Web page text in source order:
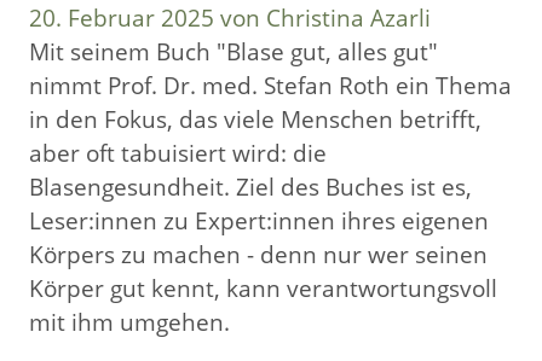
20. Februar 2025 von Christina Azarli
Mit seinem Buch "Blase gut, alles gut"
nimmt Prof. Dr. med. Stefan Roth ein Thema
in den Fokus, das viele Menschen betrifft,
aber oft tabuisiert wird: die
Blasengesundheit. Ziel des Buches ist es,
Leser:innen zu Expert:innen ihres eigenen
Körpers zu machen - denn nur wer seinen
Körper gut kennt, kann verantwortungsvoll
mit ihm umgehen.